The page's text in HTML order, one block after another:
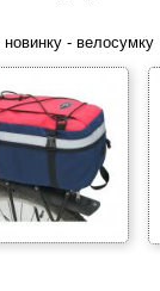
- велосумку